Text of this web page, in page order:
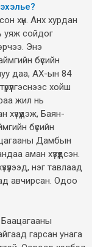
хүн. Анх хурдан
уяж сойдог
Энэ
бүсийн
даа, АХ-ын 84
хойш
жил нь
Баян-
бүсийн
Дамбын
аман хүзүүдсэн.
нэг тавлаад
авчирсан. Одоо
Баацагааны
гарсан унага